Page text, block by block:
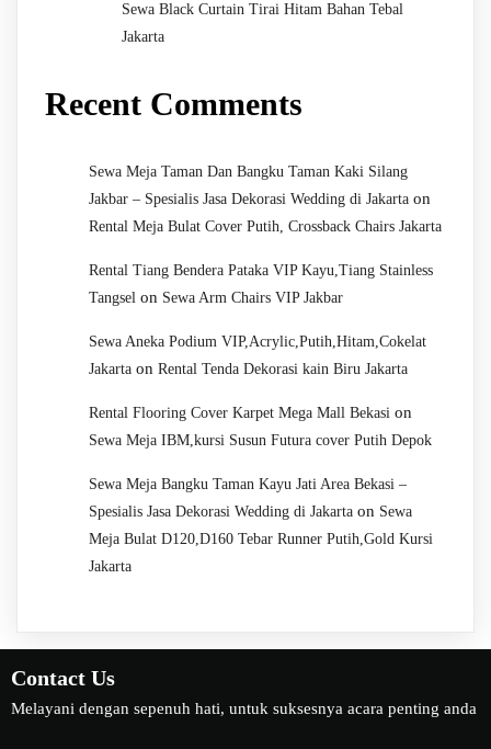
Sewa Black Curtain Tirai Hitam Bahan Tebal
Jakarta
Recent Comments
Sewa Meja Taman Dan Bangku Taman Kaki Silang
Jakbar – Spesialis Jasa Dekorasi Wedding di Jakarta on
Rental Meja Bulat Cover Putih, Crossback Chairs Jakarta
Rental Tiang Bendera Pataka VIP Kayu,Tiang Stainless
Tangsel on Sewa Arm Chairs VIP Jakbar
Sewa Aneka Podium VIP,Acrylic,Putih,Hitam,Cokelat
Jakarta on Rental Tenda Dekorasi kain Biru Jakarta
Rental Flooring Cover Karpet Mega Mall Bekasi on
Sewa Meja IBM,kursi Susun Futura cover Putih Depok
Sewa Meja Bangku Taman Kayu Jati Area Bekasi –
Spesialis Jasa Dekorasi Wedding di Jakarta on Sewa
Meja Bulat D120,D160 Tebar Runner Putih,Gold Kursi
Jakarta
Contact Us
Melayani dengan sepenuh hati, untuk suksesnya acara penting anda